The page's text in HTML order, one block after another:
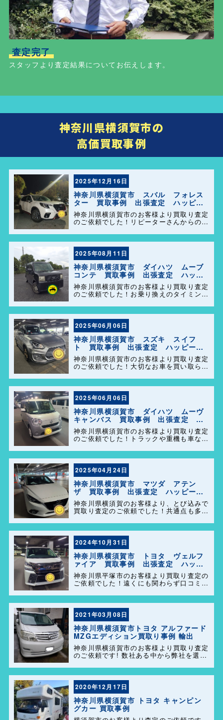
査定完了
スタッフより査定結果についてお伝えします。
神奈川県横須賀市の
高価買取事例
2025年12月16日
神奈川県横須賀市 スバル フォレス
ター 買取事例 出張査定 ハッピー
カーズ港南店！
神奈川県横須賀市のお客様より買取り査定
のご依頼でした！リピーターさんからのご
た！ 今後ともよろしくお願い致します😊
2025年08月11日
神奈川県横須賀市 ダイハツ ムーブ
コンテ 買取事例 出張査定 ハッピ
ーカーズ港南店！
神奈川県横須賀市のお客様より買取り査定
のご依頼でした！お乗り換えのタイミング
うございます。今後とも弊社の事をよろし
くお願いします＼(^o^)／
2025年06月06日
神奈川県横須賀市 スズキ スイフ
ト 買取事例 出張査定 ハッピーカ
ーズ港南店！
神奈川県横須賀市のお客様より買取り査定
のご依頼でした！大切なお車を買い取らせ
社の事をよろしくお願いします＼(^o^)／
2025年06月06日
神奈川県横須賀市 ダイハツ ムーヴ
キャンバス 買取事例 出張査定 ハ
ッピーカーズ港南店！
神奈川県横須賀市のお客様より買取り査定
のご依頼でした！トラックや重機も車なら
くお願い致します！
2025年04月24日
神奈川県横須賀市 マツダ アテン
ザ 買取事例 出張査定 ハッピーカ
ーズ港南店！
神奈川県横須賀のお客様より、とび込みで
買取り査定のご依頼でした！共通点も多く
とうございます＼(^o^)／ 今後ともどうぞ
よろしくお願い致します！
2024年10月31日
神奈川県横須賀市 トヨタ ヴェルフ
ァイア 買取事例 出張査定 ハッピ
ーカーズ港南店！
神奈川県平塚市のお客様より買取り査定の
ご依頼でした！遠くにも関わらず口コミを
す！困った事があれば気軽にご相談して下
さい(^o^)／
2021年03月08日
神奈川県横須賀市トヨタ アルファード
MZGエディション買取り事例 輸出
神奈川県横須賀市のお客様より買取り査定
のご依頼です! 数社ある中から弊社を選ん
発で決めてくださりました。 ずっと大切
に乗られてきたアルファード。大切に輸出
販売させていただきました […]
2020年12月17日
神奈川県横須賀市 トヨタ キャンピン
グカー 買取事例